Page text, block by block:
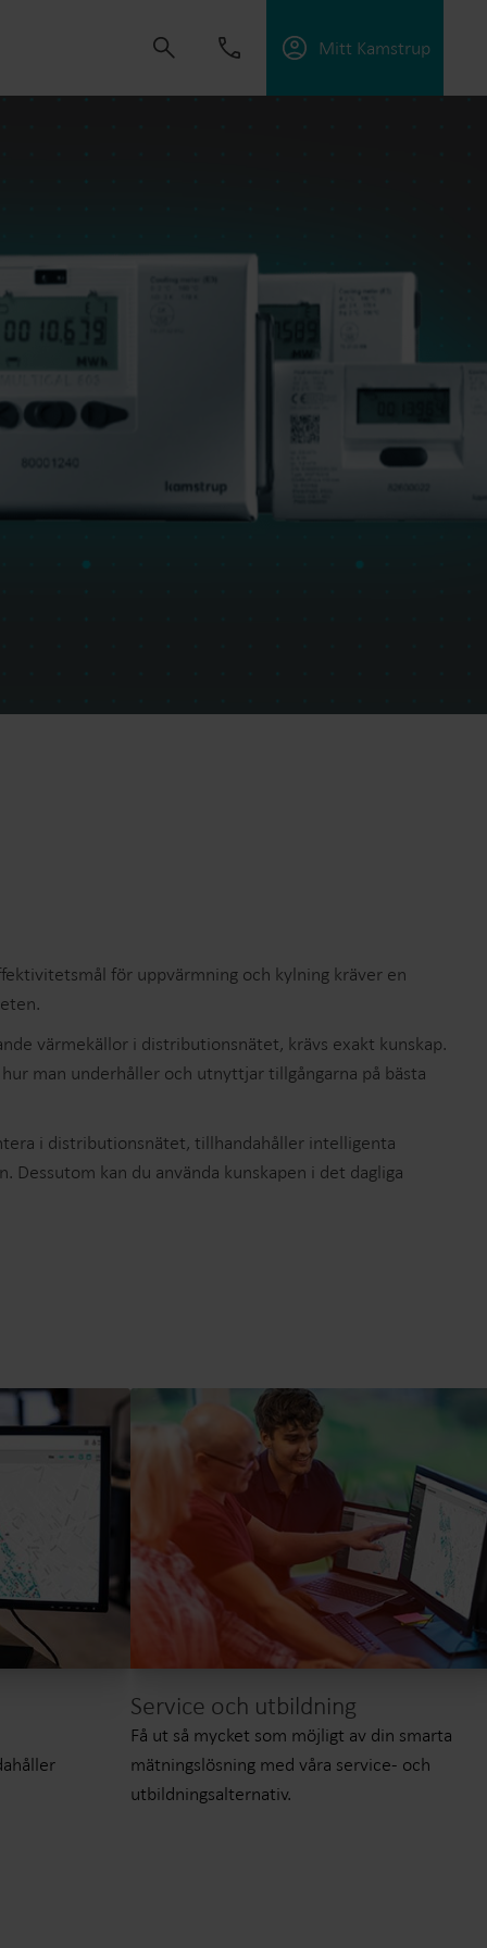
Mitt Kamstrup
lösningar som gör det möjligt för våra
energieffektivitet och hantera elektrifiering.
smartare energihushållning.
innovativa lösningar i vårt produktcenter.
för uppvärmning och kylning kräver en
värmekällor i distributionsnätet, krävs exakt kunskap.
man underhåller och utnyttjar tillgångarna på bästa
i distributionsnätet, tillhandahåller intelligenta
kan du använda kunskapen i det dagliga
Service och utbildning
Få ut så mycket som möjligt av din smarta
mätningslösning med våra service- och
utbildningsalternativ.